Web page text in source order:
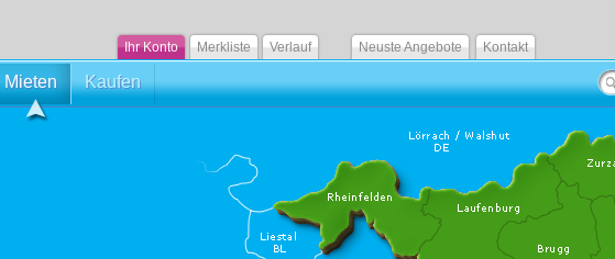
Ihr Konto Merkliste Verlauf Neuste Angebote Kontakt
Mieten Kaufen